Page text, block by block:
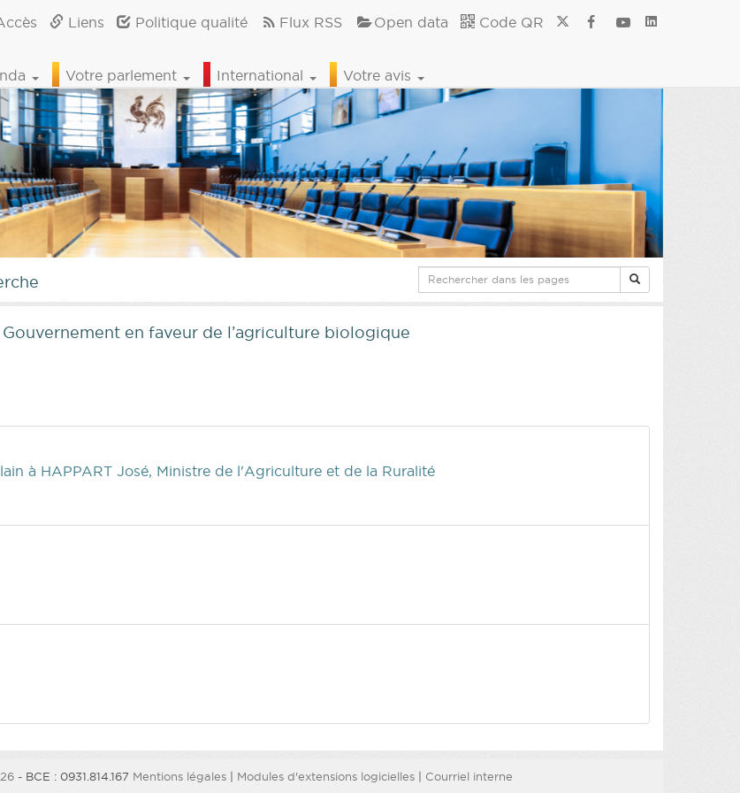
Liens Politique qualité Flux RSS Open data Code QR
Votre parlement International Votre avis
en faveur de l’agriculture biologique
à HAPPART José, Ministre de l'Agriculture et de la Ruralité
- BCE : 0931.814.167 Mentions légales | Modules d'extensions logicielles | Courriel interne